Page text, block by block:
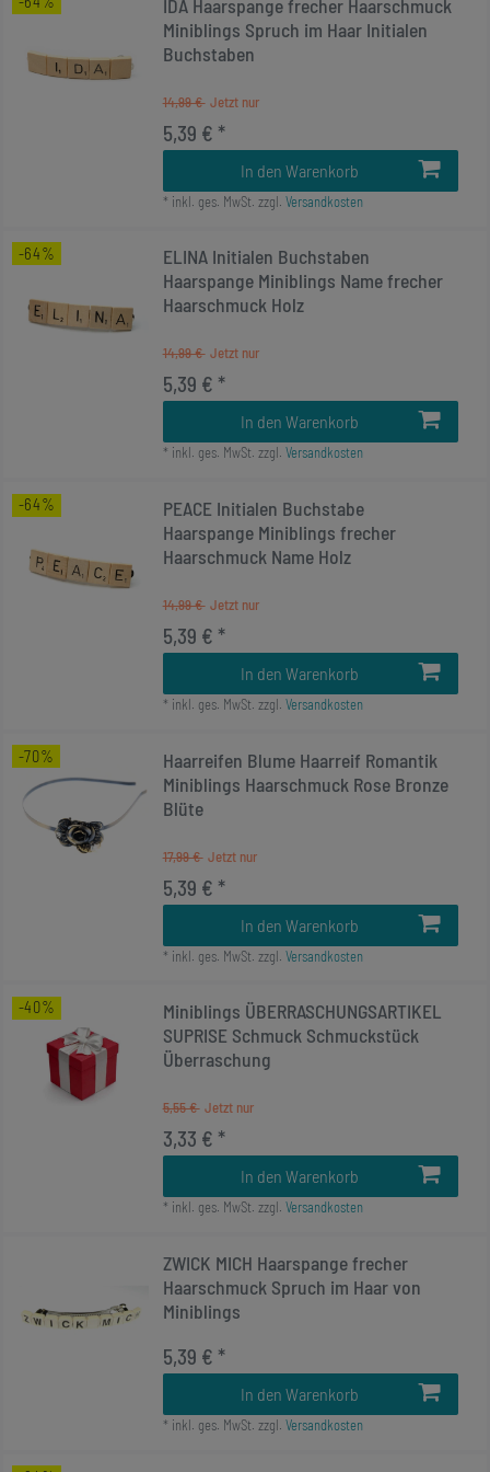
IDA Haarspange frecher Haarschmuck
Miniblings Spruch im Haar Initialen
Buchstaben
14,99 €
5,39 € *
In den Warenkorb
* inkl. ges. MwSt. zzgl. Versandkosten
-64%
ELINA Initialen Buchstaben
Haarspange Miniblings Name frecher
Haarschmuck Holz
14,99 €
5,39 € *
In den Warenkorb
* inkl. ges. MwSt. zzgl. Versandkosten
-64%
PEACE Initialen Buchstabe
Haarspange Miniblings frecher
Haarschmuck Name Holz
14,99 €
5,39 € *
In den Warenkorb
* inkl. ges. MwSt. zzgl. Versandkosten
-70%
Haarreifen Blume Haarreif Romantik
Miniblings Haarschmuck Rose Bronze
Blüte
17,99 €
5,39 € *
In den Warenkorb
* inkl. ges. MwSt. zzgl. Versandkosten
-40%
Miniblings ÜBERRASCHUNGSARTIKEL
SUPRISE Schmuck Schmuckstück
Überraschung
5,55 €
3,33 € *
In den Warenkorb
* inkl. ges. MwSt. zzgl. Versandkosten
ZWICK MICH Haarspange frecher
Haarschmuck Spruch im Haar von
Miniblings
5,39 € *
In den Warenkorb
* inkl. ges. MwSt. zzgl. Versandkosten